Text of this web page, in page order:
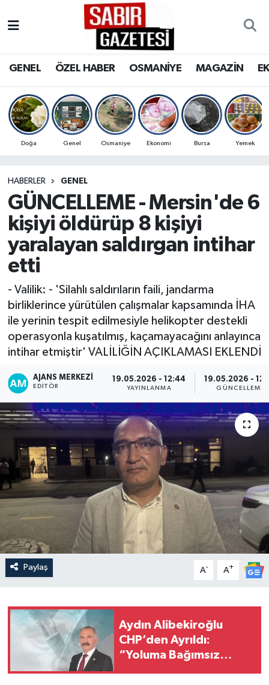
GENEL ÖZEL HABER OSMANİYE MAGAZİN
Doğa Genel Osmaniye Ekonomi Bursa Yemek
HABERLER GENEL
GÜNCELLEME - Mersin'de 6
kişiyi öldürüp 8 kişiyi
yaralayan saldırgan intihar
etti
- Valilik: - 'Silahlı saldırıların faili, jandarma
birliklerince yürütülen çalışmalar kapsamında İHA
ile yerinin tespit edilmesiyle helikopter destekli
operasyonla kuşatılmış, kaçamayacağını anlayınca
intihar etmiştir' VALİLİĞİN AÇIKLAMASI EKLENDİ
AJANS MERKEZI
EDITÖR
19.05.2026 - 12:44
YAYINLANMA
19.05.2026 -
GÜNCELLEME
Paylaş A- A+
Aydın Alibekiroğlu
CHP’den Ayrıldı:
“Yoluma Bağımsız
OSMANİYE
MAGAZİN
SPOR
RESMİ İLANLAR
Osmaniye Nöbetçi Eczaneler
Osmaniye Trafik Yoğunluk Haritası
Süper Lig Puan Durumu ve Fikstür
Son Dakika Haberleri
Haber Arşivi